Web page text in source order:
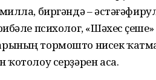
биргәндә –
психолог, «Шәхес
тормошто нисек
серҙәрен аса.